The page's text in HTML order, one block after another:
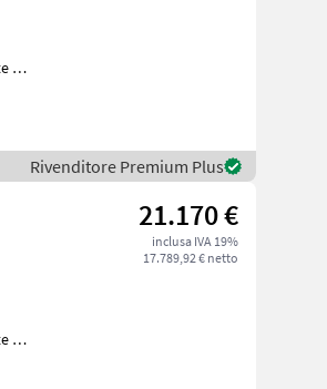
Rivenditore Premium Plus
21.170 €
inclusa IVA 19%
17.789,92 € netto